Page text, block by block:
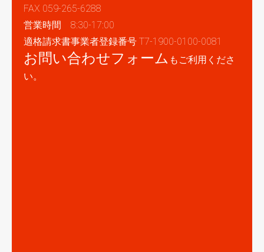
FAX 059-265-6288
営業時間 8:30-17:00
適格請求書事業者登録番号 T7-1900-0100-0081
お問い合わせフォーム もご利用くださ
い。